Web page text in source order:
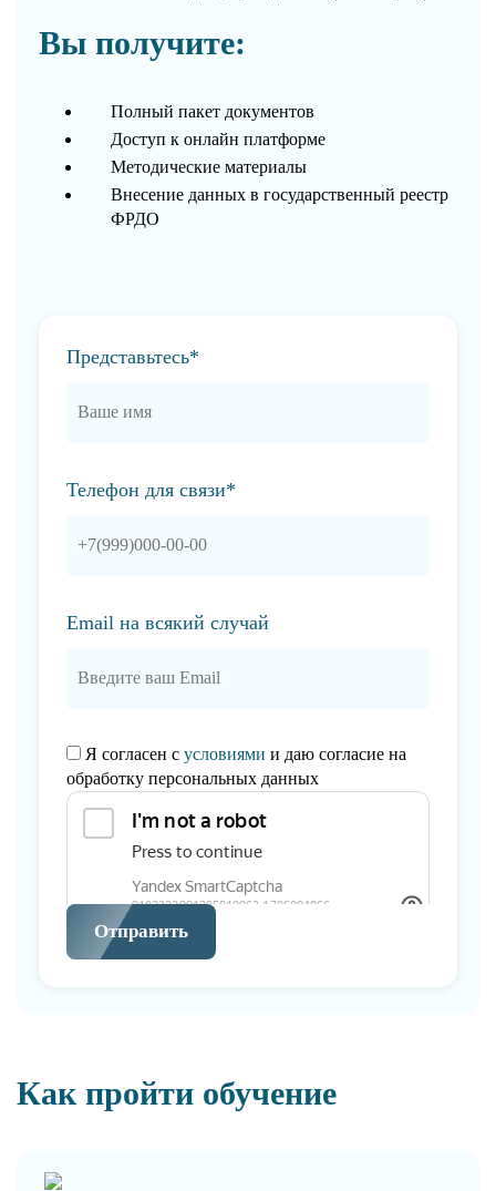
Вы получите:
Полный пакет документов
Доступ к онлайн платформе
Методические материалы
Внесение данных в государственный реестр
ФРДО
Представьтесь*
Телефон для связи*
Email на всякий случай
Я согласен с условиями и даю согласие на
обработку персональных данных
Отправить
Как пройти обучение